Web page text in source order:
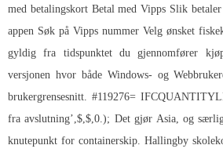
med betalingskort Betal med Vipps Slik
appen Søk på Vipps nummer Velg ønsket
gyldig fra tidspunktet du gjennomfører
versjonen hvor både Windows- og
brukergrensesnitt. #119276=
fra avslutning’,$,$,0.); Det gjør Asia, og
knutepunkt for containerskip. Hallingby